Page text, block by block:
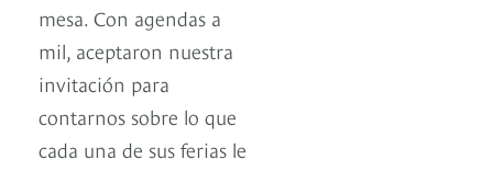
mesa. Con agendas a
mil, aceptaron nuestra
invitación para
contarnos sobre lo que
cada una de sus ferias le